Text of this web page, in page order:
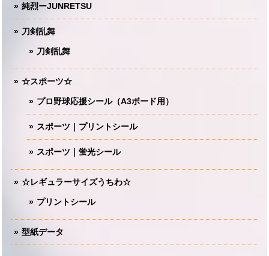
純烈ーJUNRETSU
刀剣乱舞
刀剣乱舞
☆スポーツ☆
プロ野球応援シール（A3ボード用）
スポーツ｜プリントシール
スポーツ｜蛍光シール
☆レギュラーサイズうちわ☆
プリントシール
型紙データ